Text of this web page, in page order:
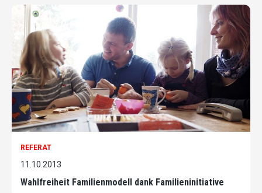
REFERAT
11.10.2013
Wahlfreiheit Familienmodell dank Familieninitiative